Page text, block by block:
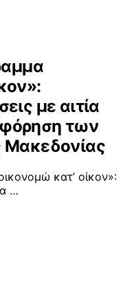
με αιτία
των
Μακεδονίας
κατ’ οίκον»:
…